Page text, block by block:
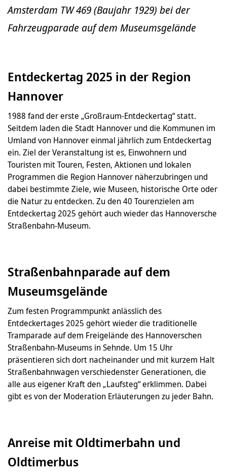
Amsterdam TW 469 (Baujahr 1929) bei der
Fahrzeugparade auf dem Museumsgelände
Entdeckertag 2025 in der Region
Hannover
1988 fand der erste „Großraum-Entdeckertag“ statt.
Seitdem laden die Stadt Hannover und die Kommunen im
Umland von Hannover einmal jährlich zum Entdeckertag
ein. Ziel der Veranstaltung ist es, Einwohnern und
Touristen mit Touren, Festen, Aktionen und lokalen
Programmen die Region Hannover näherzubringen und
dabei bestimmte Ziele, wie Museen, historische Orte oder
die Natur zu entdecken. Zu den 40 Tourenzielen am
Entdeckertag 2025 gehört auch wieder das Hannoversche
Straßenbahn-Museum.
Straßenbahnparade auf dem
Museumsgelände
Zum festen Programmpunkt anlässlich des
Entdeckertages 2025 gehört wieder die traditionelle
Tramparade auf dem Freigelände des Hannoverschen
Straßenbahn-Museums in Sehnde. Um 15 Uhr
präsentieren sich dort nacheinander und mit kurzem Halt
Straßenbahnwagen verschiedenster Generationen, die
alle aus eigener Kraft den „Laufsteg“ erklimmen. Dabei
gibt es von der Moderation Erläuterungen zu jeder Bahn.
Anreise mit Oldtimerbahn und
Oldtimerbus